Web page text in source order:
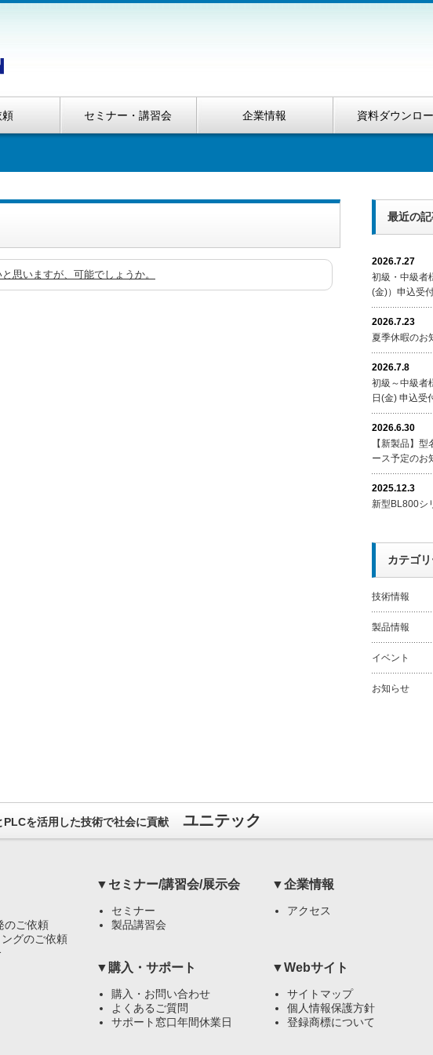
頼 セミナー・講習会 企業情報 資料ダウンロ
思いますが、可能でしょうか。
最近の
2026.7.27
初級・中級者
(金)）申込受
2026.7.23
夏季休暇のお
2026.7.8
初級～中級者
日(金) 申込受
2026.6.30
【新製品】
ース予定のお
2025.12.3
新型BL800シ
カテゴ
技術情報
製品情報
イベント
お知らせ
を活用した技術で社会に貢献 ユニテック
のご依頼
グのご依頼
▼セミナー/講習会/展示会
セミナー
製品講習会
▼企業情報
アクセス
▼購入・サポート
購入・お問い合わせ
よくあるご質問
サポート窓口年間休業日
▼Webサイト
サイトマップ
個人情報保護方針
登録商標について